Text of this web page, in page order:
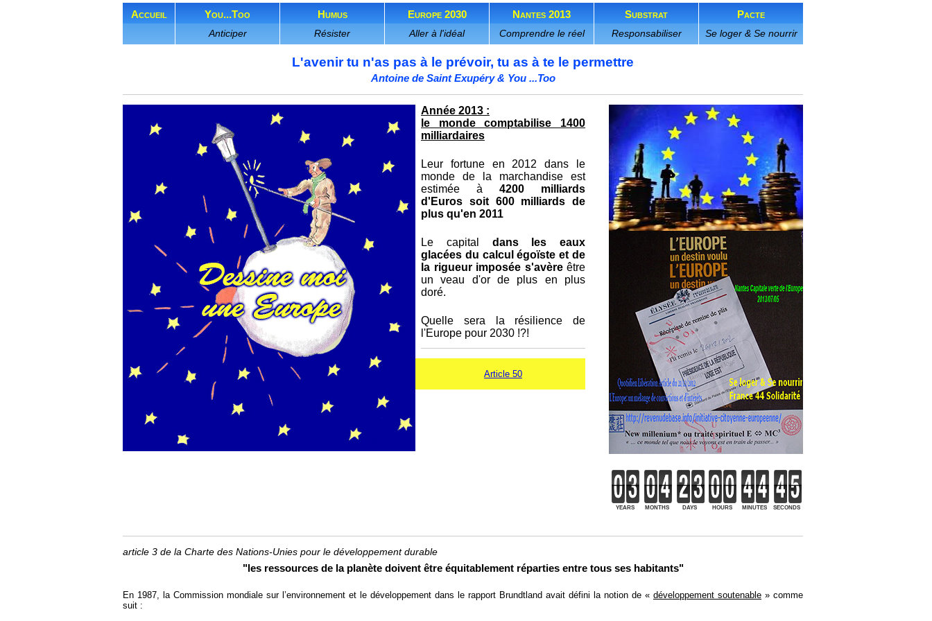
Accueil You...Too
Anticiper
Humus
Résister
Europe 2030
Aller à l'idéal
Nantes 2013
Comprendre le réel
Substrat
Responsabiliser
Pacte
Se loger & Se nourrir
L'avenir tu n'as pas à le prévoir, tu as à te le permettre
Antoine de Saint Exupéry & You ...Too
Année 2013 :
le monde comptabilise 1400
milliardaires
Leur fortune en 2012 dans le
monde de la marchandise est
estimée à4200 milliards
d'Euros soit 600 milliards de
plus qu'en 2011
Le capital
dans les eaux
glacées du calcul égoïste et de
la rigueur imposée s'avère être
un veau d'or de plus en plus
doré.
Quelle sera la résilience de
l'Europe pour 2030 !?!
Article 50
YEARS MONTHS DAYS HOURS MINUTES SECONDS
article 3 de la Charte des Nations-Unies pour le développement durable
"les ressources de la planète doivent être équitablement réparties entre tous ses habitants"
En 1987, la Commission mondiale sur l’environnement et le développement dans le rapport Brundtland avait défini la notion de « développement soutenable » comme
suit :